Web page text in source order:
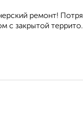
ремонт!
с зaкpытой